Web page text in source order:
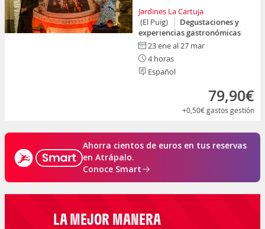
Jardines La Cartuja
(El Puig)
Degustaciones y
experiencias gastronómicas
23 ene al 27 mar
4 horas
Español
79,90€
+0,50€gastos gestión
Ahorra cientos de euros en tus reservas
en Atrápalo.
Conoce Smart
LA MEJOR MANERA